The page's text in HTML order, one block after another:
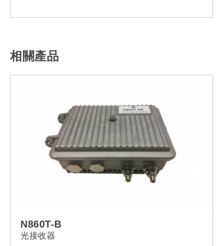
相關產品
N860T-B
光接收器